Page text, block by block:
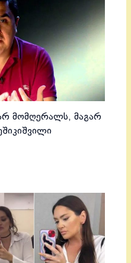
მომღერალს, მაგარ